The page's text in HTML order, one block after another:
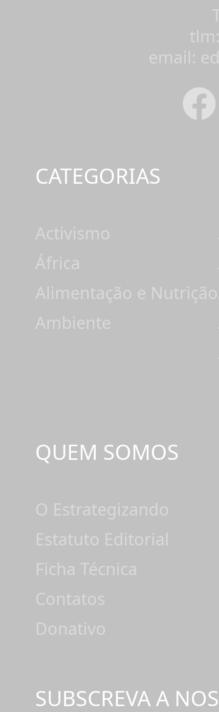
email:
CATEGORIAS
Activismo
África
Alimentação e Nutrição
Ambiente
QUEM SOMOS
O Estrategizando
Estatuto Editorial
Ficha Técnica
Contatos
Donativo
SUBSCREVA A